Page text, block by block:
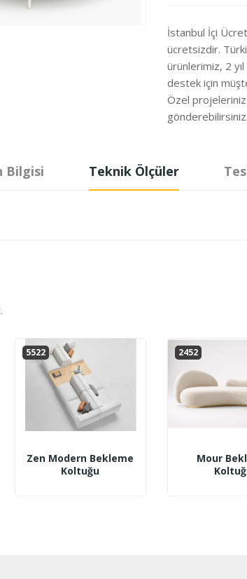
İstanbul İçi
ücretsizdir.
ürünlerimiz, 2
destek için
Özel
Bilgisi Teknik Ölçüler
5522
Zen Modern Bekleme
Koltuğu
2452
Mour